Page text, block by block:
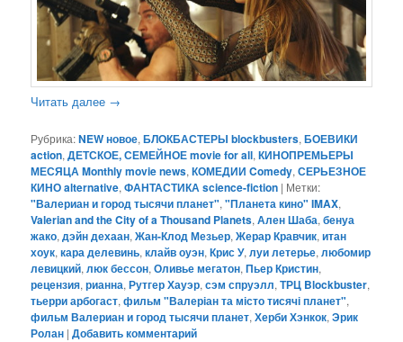
Читать далее →
Рубрика:NEW новое,БЛОКБАСТЕРЫ blockbusters,БОЕВИКИ
action,ДЕТСКОЕ, СЕМЕЙНОЕ movie for all,КИНОПРЕМЬЕРЫ
МЕСЯЦА Monthly movie news,КОМЕДИИ Comedy,СЕРЬЕЗНОЕ
КИНО alternative,ФАНТАСТИКА science-fiction | Метки:
"Валериан и город тысячи планет","Планета кино" IMAX,
Valerian and the City of a Thousand Planets,Ален Шаба,бенуа
жако,дэйн дехаан,Жан-Клод Мезьер,Жерар Кравчик,итан
хоук,кара делевинь,клайв оуэн,Крис У,луи летерье,любомир
левицкий,люк бессон,Оливье мегатон,Пьер Кристин,
рецензия,рианна,Рутгер Хауэр,сэм спруэлл,ТРЦ Blockbuster,
тьерри арбогаст,фильм "Валеріан та місто тисячі планет",
фильм Валериан и город тысячи планет,Херби Хэнкок,Эрик
Ролан |Добавить комментарий